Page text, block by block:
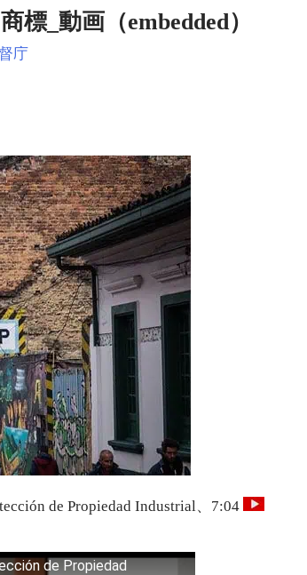
標_動画（embedded）
庁
de Propiedad Industrial、7:04
de Propiedad